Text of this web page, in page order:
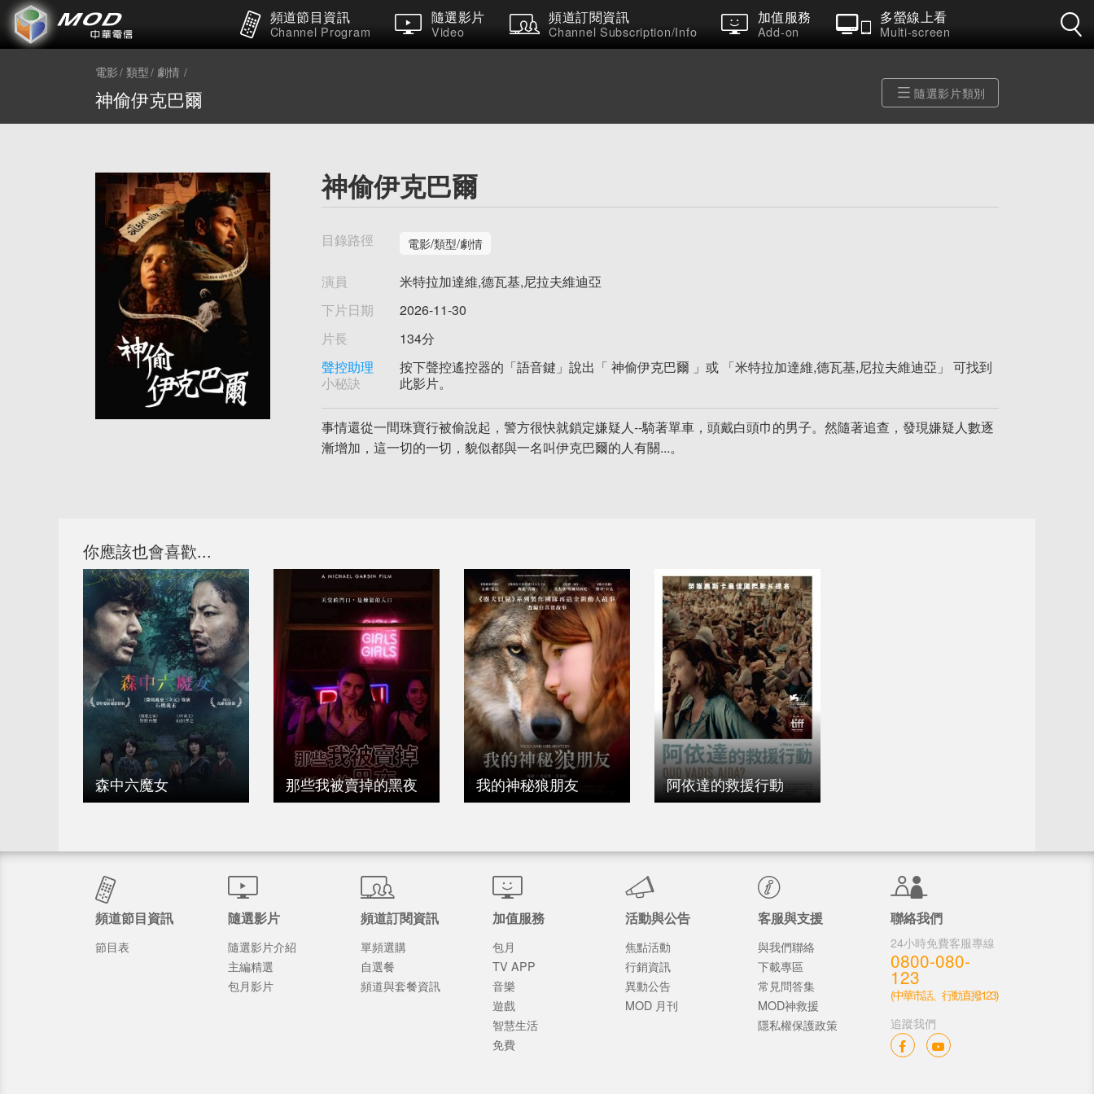
頻道節目資訊
Channel Program
隨選影片
Video
頻道訂閱資訊
Channel Subscription/Info
加值服務
Add-on
多螢線上看
Multi-screen
電影 類型 劇情
神偷伊克巴爾 隨選影片類別
神偷伊克巴爾
目錄路徑 電影/類型/劇情
演員
米特拉加達維,德瓦基,尼拉夫維迪亞
下片日期
2026-11-30
片長
134分
聲控助理
小秘訣
按下聲控遙控器的「語音鍵」說出「 神偷伊克巴爾 」或 「米特拉加達維,德瓦基,尼拉夫維迪亞」 可找到
此影片。
事情還從一間珠寶行被偷說起，警方很快就鎖定嫌疑人--騎著單車，頭戴白頭巾的男子。然隨著追查，發現嫌疑人數逐
漸增加，這一切的一切，貌似都與一名叫伊克巴爾的人有關...。
你應該也會喜歡...
森中六魔女 那些我被賣掉的黑夜 我的神秘狼朋友 阿依達的救援行動
頻道節目資訊
節目表
隨選影片
隨選影片介紹
主編精選
包月影片
頻道訂閱資訊
單頻選購
自選餐
頻道與套餐資訊
加值服務
包月
TV APP
音樂
遊戲
智慧生活
免費
活動與公告
焦點活動
行銷資訊
異動公告
MOD 月刊
客服與支援
與我們聯絡
下載專區
常見問答集
MOD神救援
隱私權保護政策
聯絡我們
24小時免費客服專線
0800-080-
123
(中華市話、行動直撥123)
追蹤我們